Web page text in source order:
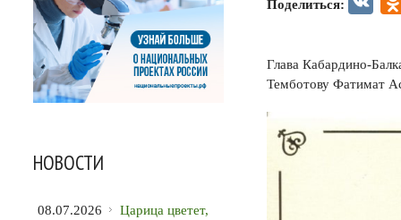
Поделиться:
Глава Кабардино-
Темботову Фатимат
НОВОСТИ
08.07.2026
Царица цветет,